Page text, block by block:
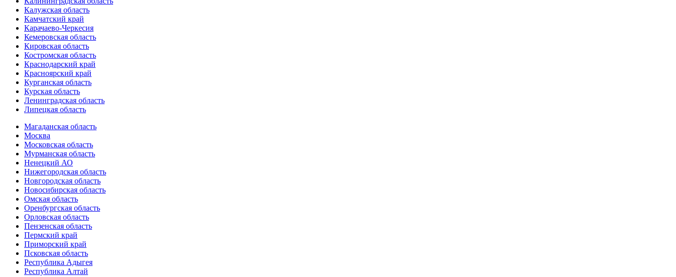
Калужская область
Камчатский край
Карачаево-Черкесия
Кемеровская область
Кировская область
Костромская область
Краснодарский край
Красноярский край
Курганская область
Курская область
Ленинградская область
Липецкая область
Магаданская область
Москва
Московская область
Мурманская область
Ненецкий АО
Нижегородская область
Новгородская область
Новосибирская область
Омская область
Оренбургская область
Орловская область
Пензенская область
Пермский край
Приморский край
Псковская область
Республика Адыгея
Республика Алтай